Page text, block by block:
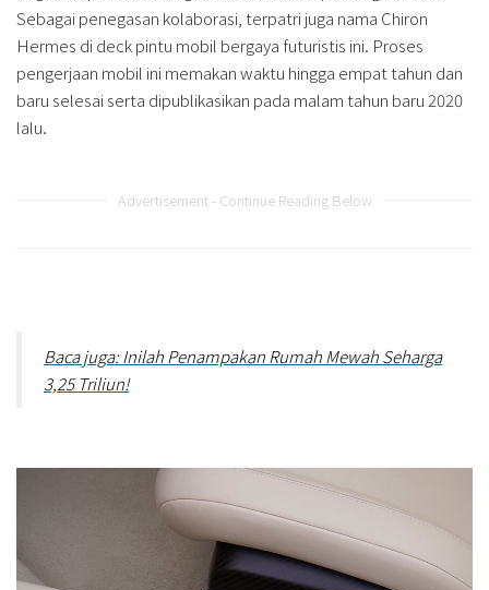
Sebagai penegasan kolaborasi, terpatri juga nama Chiron
Hermes di deck pintu mobil bergaya futuristis ini. Proses
pengerjaan mobil ini memakan waktu hingga empat tahun dan
baru selesai serta dipublikasikan pada malam tahun baru 2020
lalu.
Advertisement - Continue Reading Below
Baca juga: Inilah Penampakan Rumah Mewah Seharga
3,25 Triliun!